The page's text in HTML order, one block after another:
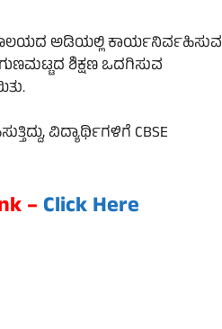
ಅಡಿಯಲ್ಲಿ ಕಾರ್ಯನಿರ್ವಹಿಸುವ
ಶಿಕ್ಷಣ ಒದಗಿಸುವ
ವಿದ್ಯಾರ್ಥಿಗಳಿಗೆ CBSE
– Click Here